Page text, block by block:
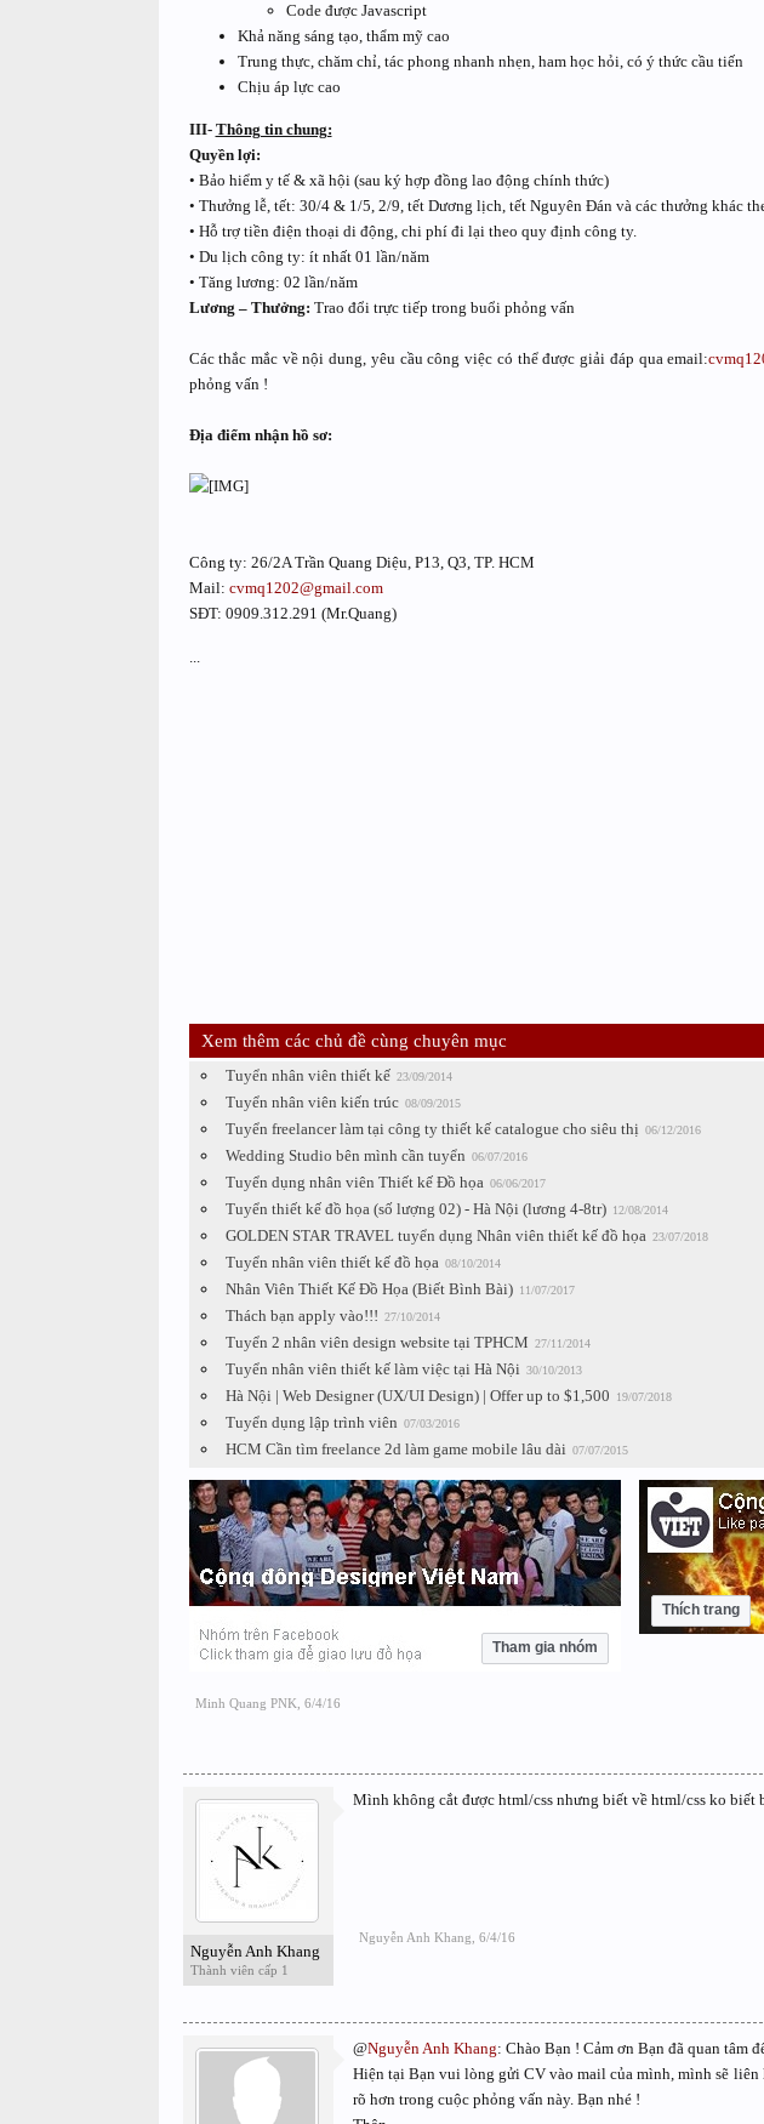
Code được Javascript
Khả năng sáng tạo, thẩm mỹ cao
Trung thực, chăm chỉ, tác phong nhanh nhẹn, ham học hỏi, có ý thức cầu tiến
Chịu áp lực cao
III- Thông tin chung:
Quyền lợi:
• Bảo hiểm y tế & xã hội (sau ký hợp đồng lao động chính thức)
• Thưởng lễ, tết: 30/4 & 1/5, 2/9, tết Dương lịch, tết Nguyên Đán và các thưởng khác
• Hỗ trợ tiền điện thoại di động, chi phí đi lại theo quy định công ty.
• Du lịch công ty: ít nhất 01 lần/năm
• Tăng lương: 02 lần/năm
Lương – Thưởng: Trao đổi trực tiếp trong buổi phỏng vấn
Các thắc mắc về nội dung, yêu cầu công việc có thể được giải đáp qua email:
phỏng vấn !
Địa điểm nhận hồ sơ:
Công ty: 26/2A Trần Quang Diệu, P13, Q3, TP. HCM
Mail: cvmq1202@gmail.com
SĐT: 0909.312.291 (Mr.Quang)
Xem thêm các chủ đề cùng chuyên mục
Tuyển nhân viên thiết kế 23/09/2014
Tuyển nhân viên kiến trúc 08/09/2015
Tuyển freelancer làm tại công ty thiết kế catalogue cho siêu thị 06/12/2016
Wedding Studio bên mình cần tuyển 06/07/2016
Tuyển dụng nhân viên Thiết kế Đồ họa 06/06/2017
Tuyển thiết kế đồ họa (số lượng 02) - Hà Nội (lương 4-8tr) 12/08/2014
GOLDEN STAR TRAVEL tuyển dụng Nhân viên thiết kế đồ họa 23/07/2018
Tuyển nhân viên thiết kế đồ họa 08/10/2014
Nhân Viên Thiết Kế Đồ Họa (Biết Bình Bài) 11/07/2017
Thách bạn apply vào!!! 27/10/2014
Tuyển 2 nhân viên design website tại TPHCM 27/11/2014
Tuyển nhân viên thiết kế làm việc tại Hà Nội 30/10/2013
Hà Nội | Web Designer (UX/UI Design) | Offer up to $1,500 19/07/2018
Tuyển dụng lập trình viên 07/03/2016
HCM Cần tìm freelance 2d làm game mobile lâu dài 07/07/2015
Tham gia nhóm
Thích trang
Minh Quang PNK 6/4/16
Nguyễn Anh Khang
Thành viên cấp 1
Mình không cắt được html/css nhưng biết về html/css ko biết
Nguyễn Anh Khang 6/4/16
@Nguyễn Anh Khang: Chào Bạn ! Cảm ơn Bạn đã quan tâm
Hiện tại Bạn vui lòng gửi CV vào mail của mình, mình sẽ liên
rõ hơn trong cuộc phỏng vấn này. Bạn nhé !